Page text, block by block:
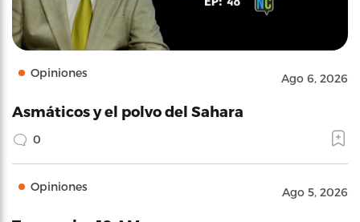
Opiniones Ago 6, 2026
Asmáticos y el polvo del Sahara
0
Opiniones Ago 5, 2026